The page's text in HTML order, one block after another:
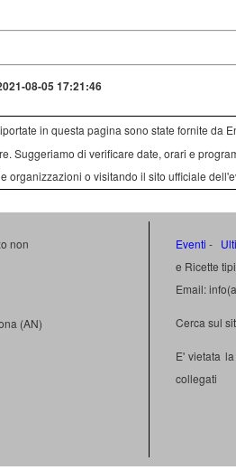
08-05 17:21:46
in questa pagina sono state fornite da
Suggeriamo di verificare date, orari e
organizzazioni o visitando il sito ufficiale
non
(AN)
Eventi -
e Ricette
Email:
Cerca sul
E' vietata
collegati